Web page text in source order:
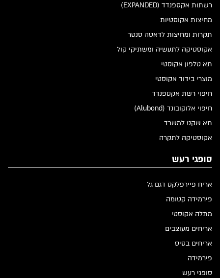
רשתות אקספנדד (EXPANDED)
מחיצות אקוסטיות
תקרות ומחיצות לדאטה סנטר
אקוסטיקה לתעשיה ומשתיקי קול
תא טלפון אקוסטי
מוצרי בידוד אקוסטי
חיפוי רשת אקספנדד
חיפוי אלוקובונד (Alubond)
תא שקט למשרד
אקוסטיקה לתקרה
סופגי רעש
אריח פיירפלקס דגם גל
פירמידה קטומה
מתלה אקוסטי
אריחים מעוצבים
אריחים בסיס
פירמידה
סופגי רעש